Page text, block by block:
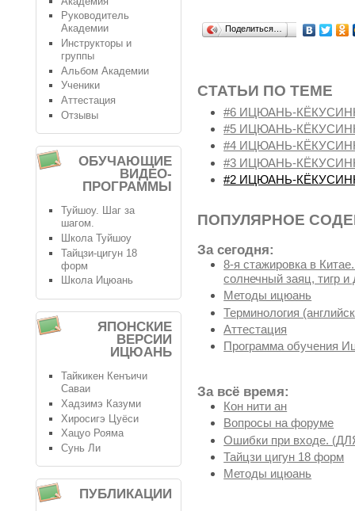
Поделиться…
СТАТЬИ ПО ТЕМЕ
#6 ИЦЮАНЬ-
#5 ИЦЮАНЬ-
#4 ИЦЮАНЬ-
#3 ИЦЮАНЬ-
#2 ИЦЮАНЬ-
ПОПУЛЯРНОЕ
За сегодня:
8-я стажировка в
солнечный заяц, тигр и
Методы ицюань
Терминология
Аттестация
Программа обучения
За всё время:
Кон нити ан
Вопросы на форуме
Ошибки при входе.
Тайцзи цигун 18 форм
Методы ицюань
Руководитель
Академии
Инструкторы и
группы
Альбом Академии
Ученики
Аттестация
Отзывы
ОБУЧАЮЩИЕ
ВИДЕО-
ПРОГРАММЫ
Туйшоу. Шаг за
шагом.
Школа Туйшоу
Тайцзи-цигун 18
форм
Школа Ицюань
ЯПОНСКИЕ
ВЕРСИИ
ИЦЮАНЬ
Тайкикен Кенъичи
Саваи
Хадзимэ Казуми
Хиросигэ Цуёси
Хацуо Рояма
Сунь Ли
ПУБЛИКАЦИИ